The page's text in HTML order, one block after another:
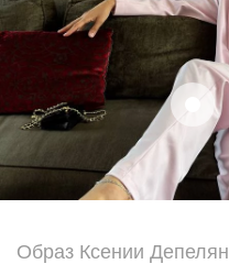
Образ Ксении Депелян